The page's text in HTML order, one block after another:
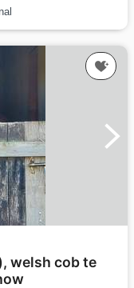
welsh cob te